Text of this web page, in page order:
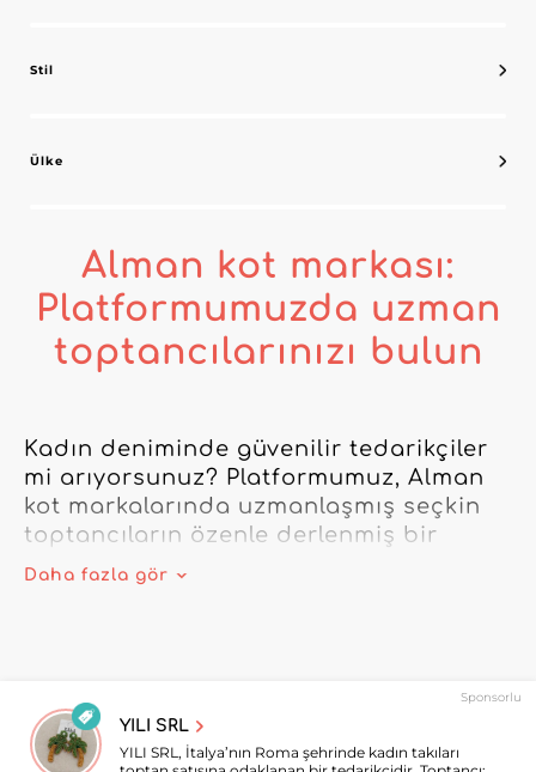
Stil
Ülke
Alman kot markası:
Platformumuzda uzman
toptancılarınızı bulun
Kadın deniminde güvenilir tedarikçiler
mi arıyorsunuz? Platformumuz, Alman
kot markalarında uzmanlaşmış seçkin
toptancıların özenle derlenmiş bir
seçkisine erişim sağlar; böylece
müşterilerinize hem dayanıklı hem
Listelenen her Alman kot markası,
üretim kalitesi, etik yaklaşımı ve denim
konusundaki uzmanlığıyla seçilir. Bayi
Daha fazla gör
Sponsorlu
YILI SRL
YILI SRL, İtalya’nın Roma şehrinde kadın takıları